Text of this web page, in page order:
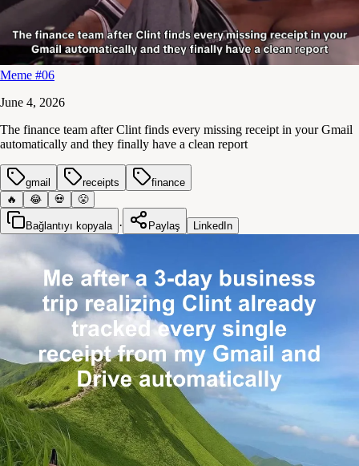
Meme #06
June 4, 2026
The finance team after Clint finds every missing receipt in your Gmail
automatically and they finally have a clean report
gmail receipts
finance
🔥
😂 💀 😤
Bağlantıyı kopyala · Paylaş LinkedIn